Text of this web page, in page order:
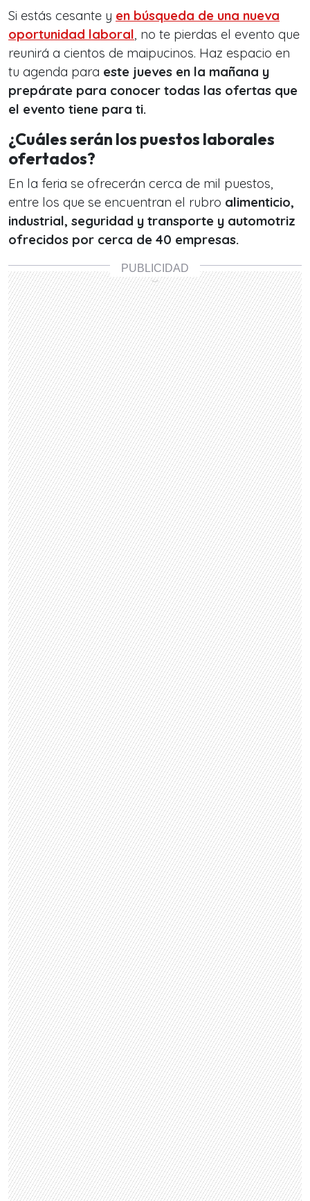
Si estás cesante y en búsqueda de una nueva
oportunidad laboral, no te pierdas el evento que
reunirá a cientos de maipucinos. Haz espacio en
tu agenda para este jueves en la mañana y
prepárate para conocer todas las ofertas que
el evento tiene para ti.
¿Cuáles serán los puestos laborales
ofertados?
En la feria se ofrecerán cerca de mil puestos,
entre los que se encuentran el rubro alimenticio,
industrial, seguridad y transporte y automotriz
ofrecidos por cerca de 40 empresas.